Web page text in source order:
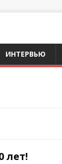
ИНТЕРВЬЮ
лет!